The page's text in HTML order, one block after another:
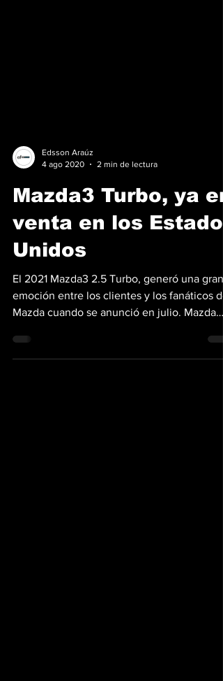
4 ago 2020
2 min de lectura
Mazda3 Turbo, ya en
venta en los
Unidos
El 2021 Mazda3 2.5 Turbo, generó una gran
Mazda cuando se anunció en julio. Mazda
North...